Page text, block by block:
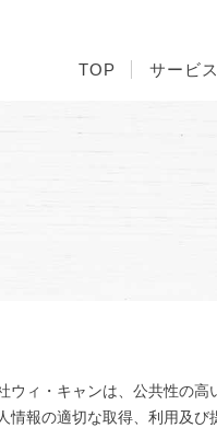
TOP サービス
ウィ・キャンは、公共性の
情報の適切な取得、利用及